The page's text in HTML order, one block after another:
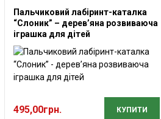
Пальчиковий лабіринт-каталка
“Слоник” – дерев’яна розвиваюча
іграшка для дітей
495,00грн. КУПИТИ